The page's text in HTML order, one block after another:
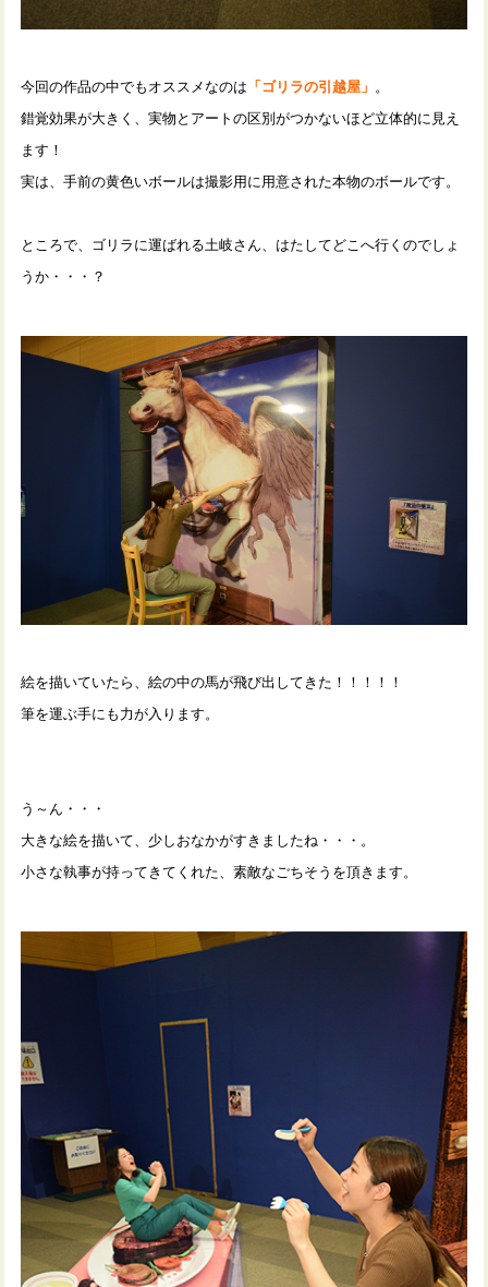
今回の作品の中でもオススメなのは 「ゴリラの引越屋」 。
錯覚効果が大きく、実物とアートの区別がつかないほど立体的に見え
ます！
実は、手前の黄色いボールは撮影用に用意された本物のボールです。
ところで、ゴリラに運ばれる土岐さん、はたしてどこへ行くのでしょ
うか・・・？
絵を描いていたら、絵の中の馬が飛び出してきた！！！！！
筆を運ぶ手にも力が入ります。
う～ん・・・
大きな絵を描いて、少しおなかがすきましたね・・・。
小さな執事が持ってきてくれた、素敵なごちそうを頂きます。